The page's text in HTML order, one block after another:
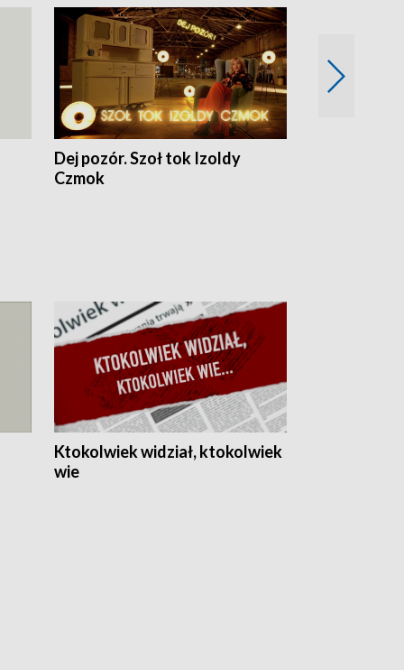
Dej pozór. Szoł tok Izoldy
Czmok
Ktokolwiek widział, ktokolwiek
wie